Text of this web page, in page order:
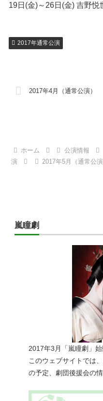
19日(金)～26日(金) 吉野悦
2017年通常公演
2017年4月（通常公演）
ホーム 公演情報
演
2017年5月（通常公演
嵐瞳劇
2017年3月「嵐瞳劇」始
このウェブサイトでは
の予定、劇団後援会の